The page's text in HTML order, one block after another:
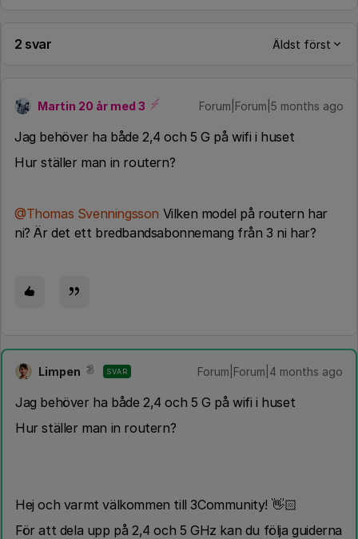
2 svar Äldst först
Martin 20 år med 3 Forum|Forum|5 months ago
Jag behöver ha både 2,4 och 5 G på wifi i huset
Hur ställer man in routern?
@Thomas Svenningsson Vilken model på routern har
ni? Är det ett bredbandsabonnemang från 3 ni har?
Limpen SVAR Forum|Forum|4 months ago
Jag behöver ha både 2,4 och 5 G på wifi i huset
Hur ställer man in routern?
Hej ​och varmt välkommen till 3Community! 👋🏻
För att dela upp på 2,4 och 5 GHz kan du följa guiderna